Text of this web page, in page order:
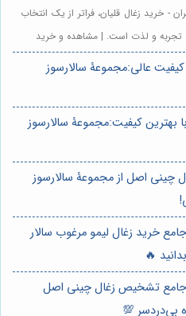
- خرید زغال قلیان، فراتر از یک انتخاب
تجربه و لذت است. | مشاهده و خرید
عالی:مجموعۀ سالارسوز
بهترین کیفیت:مجموعۀ سالارسوز
چینی اصل از مجموعۀ سالارسوز
خرید زغال لیمو مرغوب سالار
🔥
جامع تشخیص زغال چینی اصل
بی‌دردسر 💯